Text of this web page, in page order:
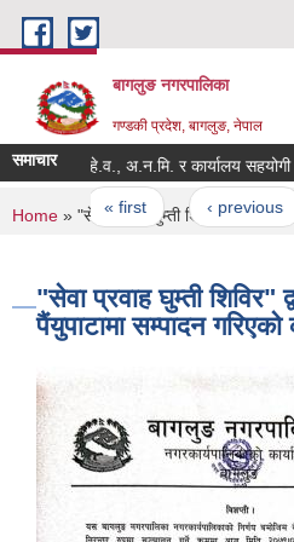
Skip to main content
बागलुङ नगरपालिका
गण्डकी प्रदेश, बागलुङ, नेपाल
समाचारअ.हे.व., अ.न.मि. र कार्यालय सहयोगी
Pages
« first ‹ previous
You are here
Home » "सेवा प्रवाह घुम्ती शिविर" द्वारा
"सेवा प्रवाह घुम्ती शिविर"
पैंयुपाटामा सम्पादन गरिएको